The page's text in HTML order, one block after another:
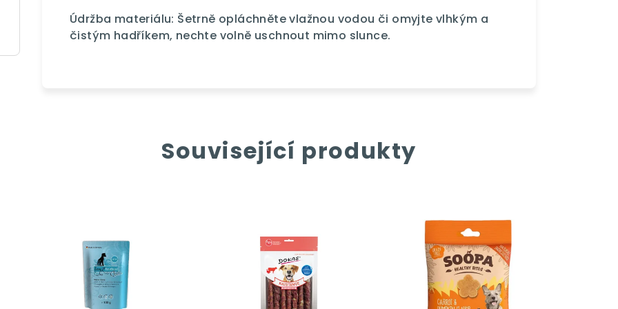
Údržba materiálu: Šetrně opláchněte vlažnou vodou či omyjte vlhkým a
čistým hadříkem, nechte volně uschnout mimo slunce.
Související produkty